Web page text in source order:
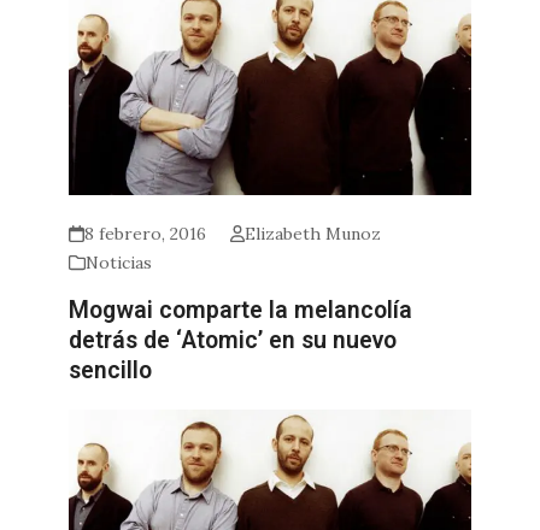
8 febrero, 2016
Elizabeth Munoz
Noticias
Mogwai comparte la melancolía
detrás de ‘Atomic’ en su nuevo
sencillo